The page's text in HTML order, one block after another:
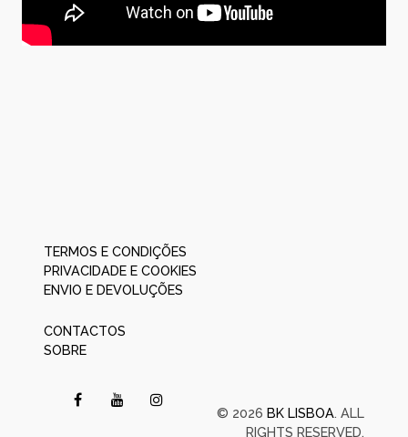
TERMOS E CONDIÇÕES
PRIVACIDADE E COOKIES
ENVIO E DEVOLUÇÕES
CONTACTOS
SOBRE
© 2026 BK LISBOA. ALL
RIGHTS RESERVED.